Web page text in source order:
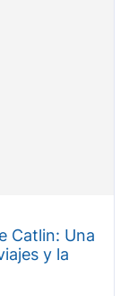
Catlin: Una
y la